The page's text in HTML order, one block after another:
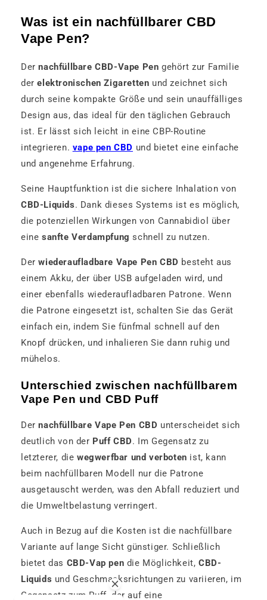
Was ist ein nachfüllbarer CBD
Vape Pen?
Dernachfüllbare CBD-Vape Pen gehört zur Familie
derelektronischen Zigaretten und zeichnet sich
durch seine kompakte Größe und sein unauffälliges
Design aus, das ideal für den täglichen Gebrauch
ist. Er lässt sich leicht in eine CBP-Routine
integrieren. vape pen CBD und bietet eine einfache
und angenehme Erfahrung.
Seine Hauptfunktion ist die sichere Inhalation von
CBD-Liquids. Dank dieses Systems ist es möglich,
die potenziellen Wirkungen von Cannabidiol über
eine sanfte Verdampfung schnell zu nutzen.
Derwiederaufladbare Vape Pen CBD besteht aus
einem Akku, der über USB aufgeladen wird, und
einer ebenfalls wiederaufladbaren Patrone. Wenn
die Patrone eingesetzt ist, schalten Sie das Gerät
einfach ein, indem Sie fünfmal schnell auf den
Knopf drücken, und inhalieren Sie dann ruhig und
mühelos.
Unterschied zwischen nachfüllbarem
Vape Pen und CBD Puff
Dernachfüllbare Vape Pen CBD unterscheidet sich
deutlich von der Puff CBD. Im Gegensatz zu
letzterer, die wegwerfbar und verboten ist, kann
beim nachfüllbaren Modell nur die Patrone
ausgetauscht werden, was den Abfall reduziert und
die Umweltbelastung verringert.
Auch in Bezug auf die Kosten ist die nachfüllbare
Variante auf lange Sicht günstiger. Schließlich
bietet das CBD-Vap pen die Möglichkeit,CBD-
Liquids und Geschmacksrichtungen zu variieren, im
Gegensatz zum Puff, der auf eine